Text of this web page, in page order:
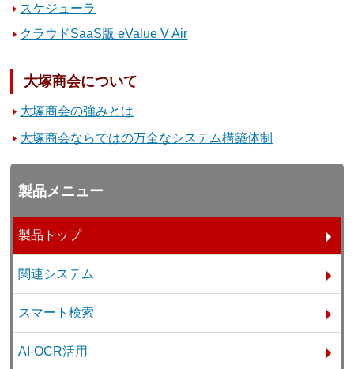
スケジューラ
クラウドSaaS版 eValue V Air
大塚商会について
大塚商会の強みとは
大塚商会ならではの万全なシステム構築体制
製品メニュー
製品トップ
関連システム
スマート検索
AI-OCR活用